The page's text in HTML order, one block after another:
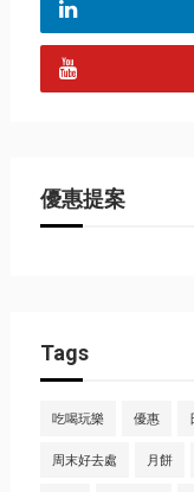
優惠提案
Tags
吃喝玩樂 優惠
周末好去處 月餅